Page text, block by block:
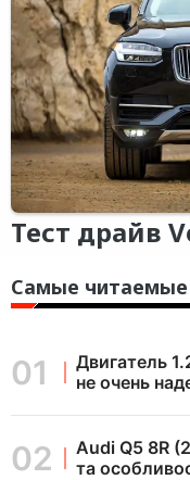
Тест драйв
Самые читаемые
Двигатель
не очень
Audi Q5 8R
та